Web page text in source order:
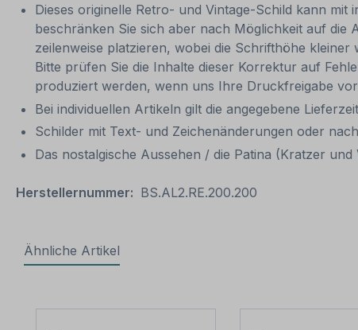
Dieses originelle Retro- und Vintage-Schild kann
beschränken Sie sich aber nach Möglichkeit auf
zeilenweise platzieren, wobei die Schrifthöhe
Bitte prüfen Sie die Inhalte dieser Korrektur auf
produziert werden, wenn uns Ihre Druckfreigabe
Bei individuellen Artikeln gilt die angegebene
Schilder mit Text- und Zeichenänderungen oder
Das nostalgische Aussehen / die Patina (Kratzer
Herstellernummer: BS.AL2.RE.200.200
Ähnliche Artikel